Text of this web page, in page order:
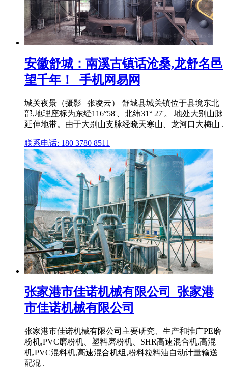
安徽舒城：南溪古镇话沧桑,龙舒名邑
望千年！_手机网易网
城关夜景（摄影 | 张凌云） 舒城县城关镇位于县境东北
部,地理座标为东经116°58'、北纬31° 27'。 地处大别山脉
延伸地带。由于大别山支脉经晓天寒山、龙河口大梅山 .
联系电话: 180 3780 8511
张家港市佳诺机械有限公司_张家港
市佳诺机械有限公司
张家港市佳诺机械有限公司主要研究、生产和推广PE磨
粉机,PVC磨粉机、塑料磨粉机、SHR高速混合机,高混
机,PVC混料机,高速混合机组,粉料粒料油自动计量输送
配混 .